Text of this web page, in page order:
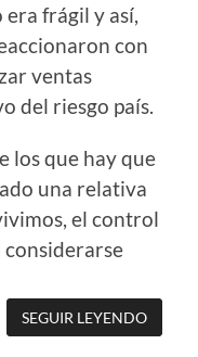
frágil y así,
con
ventas
del riesgo país.
los que hay que
una relativa
el control
considerarse
SEGUIR LEYENDO